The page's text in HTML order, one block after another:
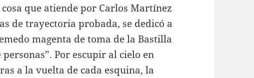
que atiende por Carlos Martínez
de trayectoria probada, se dedicó a
magenta de toma de la Bastilla
Por escupir al cielo en
a la vuelta de cada esquina, la